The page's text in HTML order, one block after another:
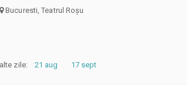
Bucuresti, Teatrul Roșu
alte zile: 21 aug 17 sept